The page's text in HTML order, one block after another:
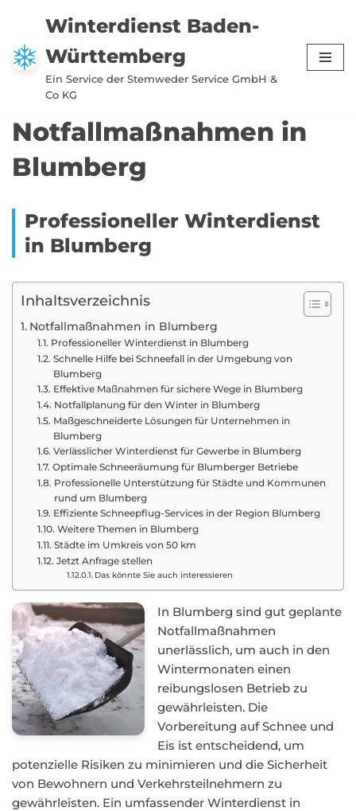
Zum
Inhalt
springen
Winterdienst Baden-
Württemberg
Ein Service der Stemweder Service GmbH &
Co KG
Notfallmaßnahmen in
Blumberg
Professioneller Winterdienst
in Blumberg
Inhaltsverzeichnis
Notfallmaßnahmen in Blumberg
Professioneller Winterdienst in Blumberg
Schnelle Hilfe bei Schneefall in der Umgebung von
Blumberg
Effektive Maßnahmen für sichere Wege in Blumberg
Notfallplanung für den Winter in Blumberg
Maßgeschneiderte Lösungen für Unternehmen in
Blumberg
Verlässlicher Winterdienst für Gewerbe in Blumberg
Optimale Schneeräumung für Blumberger Betriebe
Professionelle Unterstützung für Städte und Kommunen
rund um Blumberg
Effiziente Schneepflug-Services in der Region Blumberg
Weitere Themen in Blumberg
Städte im Umkreis von 50 km
Jetzt Anfrage stellen
Das könnte Sie auch interessieren
In Blumberg sind gut geplante
Notfallmaßnahmen
unerlässlich, um auch in den
Wintermonaten einen
reibungslosen Betrieb zu
gewährleisten. Die
Vorbereitung auf Schnee und
Eis ist entscheidend, um
potenzielle Risiken zu minimieren und die Sicherheit
von Bewohnern und Verkehrsteilnehmern zu
gewährleisten. Ein umfassender Winterdienst in